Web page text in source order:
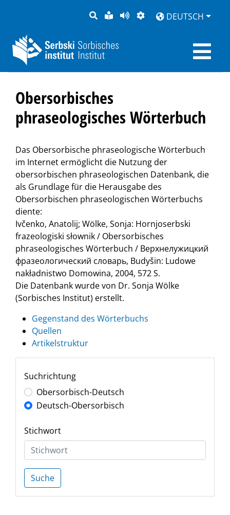
SUCHELEICHTE
SPRACHE
SEITEDARSTELLUNG
DEUTSCH
Obersorbisches
phraseologisches Wörterbuch
Das Obersorbische phraseologische Wörterbuch
im Internet ermöglicht die Nutzung der
obersorbischen phraseologischen Datenbank, die
als Grundlage für die Herausgabe des
Obersorbischen phraseologischen Wörterbuchs
diente:
Ivčenko, Anatolij; Wölke, Sonja: Hornjoserbski
frazeologiski słownik / Obersorbisches
phraseologisches Wörterbuch / Верхнелужицкий
фразеологический словарь, Budyšin: Ludowe
nakładnistwo Domowina, 2004, 572 S.
Die Datenbank wurde von Dr. Sonja Wölke
(Sorbisches Institut) erstellt.
Gegenstand des Wörterbuchs
Quellen
Artikelstruktur
Suchrichtung
Obersorbisch-Deutsch
Deutsch-Obersorbisch
Stichwort
Suche